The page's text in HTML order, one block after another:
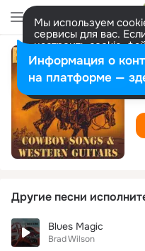
Мы используем
сервисы для вас.
настроить cookie-
представитель.
Разрешить все
Другие песни
Blues Magic
Brad Wilson
Информация о
на платформе —